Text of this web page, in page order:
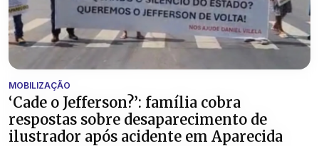
MOBILIZAÇÃO
‘Cade o Jefferson?’: família cobra
respostas sobre desaparecimento de
ilustrador após acidente em Aparecida